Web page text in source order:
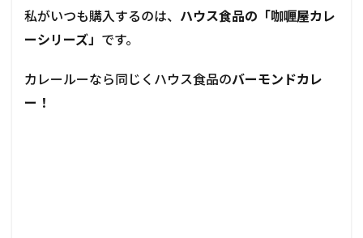
私がいつも購入するのは、 ハウス食品の「咖喱屋カレ
ーシリーズ」 です。
カレールーなら同じくハウス食品のバーモンドカレ
ー！